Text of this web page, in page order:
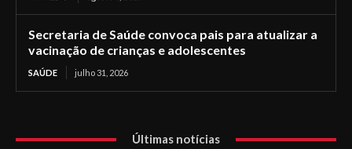
Secretaria de Saúde convoca pais para atualizar a
vacinação de crianças e adolescentes
SAÚDE julho 31, 2026
Últimas notícias